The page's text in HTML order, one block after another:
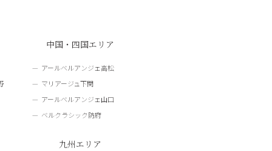
中国・四国エリア
アールベルアンジェ高松
マリアージュ下関
アールベルアンジェ山口
ベルクラシック防府
九州エリア